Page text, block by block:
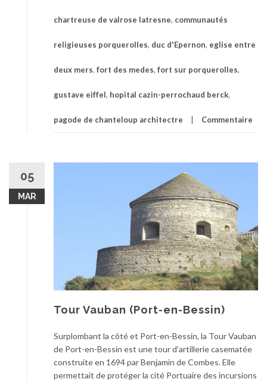
chartreuse de valrose latresne, communautés
religieuses porquerolles, duc d'Epernon, eglise entre
deux mers, fort des medes, fort sur porquerolles,
gustave eiffel, hopital cazin-perrochaud berck,
pagode de chanteloup architectre Commentaire
05
MAR
Tour Vauban (Port-en-Bessin)
Surplombant la côté et Port-en-Bessin, la Tour Vauban
de Port-en-Bessin est une tour d’artillerie casematée
construite en 1694 par Benjamin de Combes. Elle
permettait de protéger la cité Portuaire des incursions